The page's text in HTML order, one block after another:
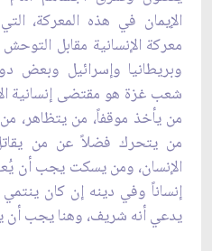
الإيمان في ‏هذه المعركة،
معركة الإنسانية مقابل
وبريطانيا وإسرائيل وبعض
شعب غزة هو مقتضى إنسانية
من يأخذ موقفاً، من يتظاهر،
من يتحرك فضلاً عن ‏من
الإنسان، ومن يسكت يجب أن
إنساناً وفي دينه إن كان
يدعي أنه شريف، وهنا يجب أن